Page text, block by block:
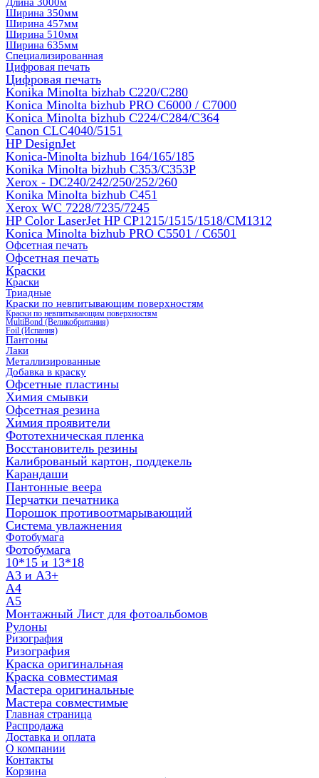
Ширина 350мм
Ширина 457мм
Ширина 510мм
Ширина 635мм
Специализированная
Цифровая печать
Цифровая печать
Konika Minolta bizhab C220/C280
Konica Minolta bizhub PRO C6000 / C7000
Konica Minolta bizhub С224/С284/С364
Canon CLC4040/5151
HP DesignJet
Konica-Minolta bizhub 164/165/185
Konika Minolta bizhub C353/C353Р
Xerox - DC240/242/250/252/260
Konika Minolta bizhub C451
Xerox WC 7228/7235/7245
HP Color LaserJet HP CP1215/1515/1518/CM1312
Konica Minolta bizhub PRO С5501 / С6501
Офсетная печать
Офсетная печать
Краски
Краски
Триадные
Краски по невпитывающим поверхностям
Краски по невпитывающим поверхностям
MultiBond (Великобритания)
Foil (Испания)
Пантоны
Лаки
Металлизированные
Добавка в краску
Офсетные пластины
Химия смывки
Офсетная резина
Химия проявители
Фототехническая пленка
Восстановитель резины
Калиброваный картон, поддекель
Карандаши
Пантонные веера
Перчатки печатника
Порошок противоотмарывающий
Система увлажнения
Фотобумага
Фотобумага
10*15 и 13*18
A3 и А3+
А4
А5
Монтажный Лист для фотоальбомов
Рулоны
Ризография
Ризография
Краска оригинальная
Краска совместимая
Мастера оригинальные
Мастера совместимые
Главная страница
Распродажа
Доставка и оплата
О компании
Контакты
Корзина